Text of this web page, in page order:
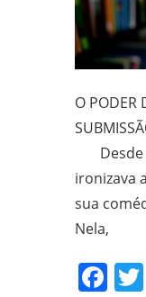
O PODER
Desde
ironizava
sua
Nela,